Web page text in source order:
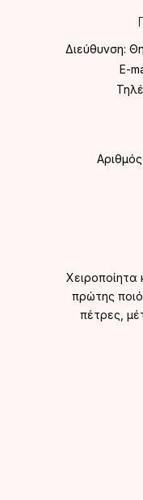
Διεύθυνση:
E-
πρώτης
πέτρες,